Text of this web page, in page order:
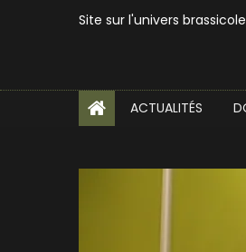
Site sur l'univers
ACTUALITÉS